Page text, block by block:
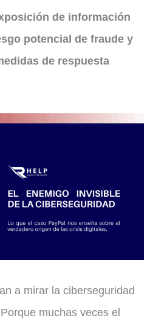
de información
potencial de fraude y
de respuesta
a mirar la ciberseguridad
muchas veces el